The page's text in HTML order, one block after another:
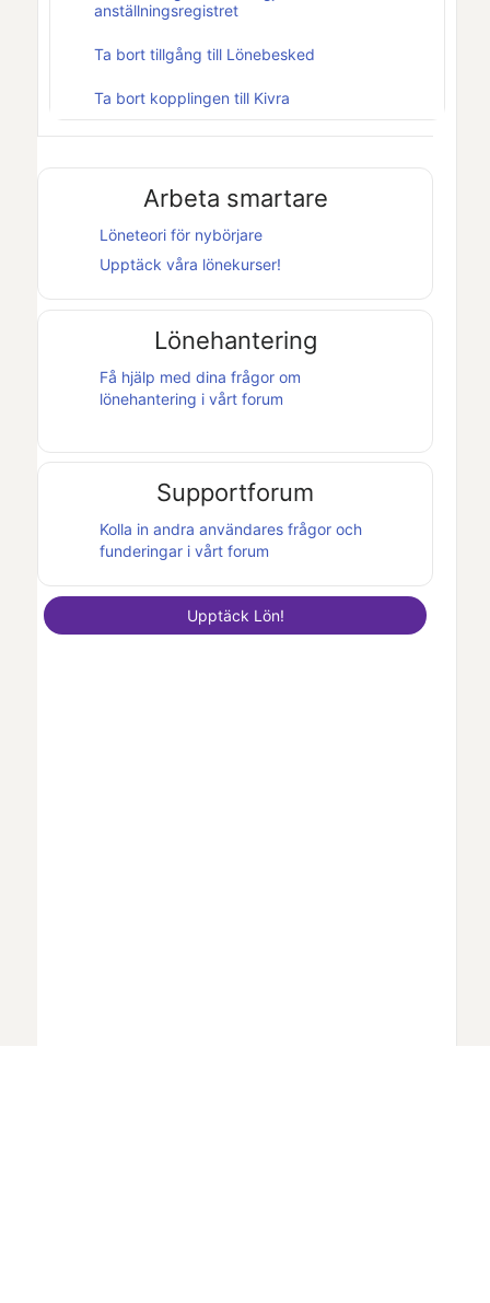
anställningsregistret
Ta bort tillgång till Lönebesked
Ta bort kopplingen till Kivra
Arbeta smartare
Löneteori för nybörjare
Upptäck våra lönekurser!
Lönehantering
Få hjälp med dina frågor om
lönehantering i vårt forum
Supportforum
Kolla in andra användares frågor och
funderingar i vårt forum
Upptäck Lön!